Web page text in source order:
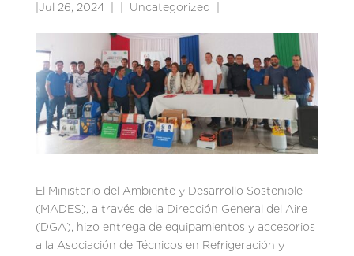
Jul 26, 2024 Uncategorized
El Ministerio del Ambiente y Desarrollo Sostenible
(MADES), a través de la Dirección General del Aire
(DGA), hizo entrega de equipamientos y accesorios
a la Asociación de Técnicos en Refrigeración y